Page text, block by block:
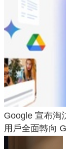
Google 宣布淘
用戶全面轉向